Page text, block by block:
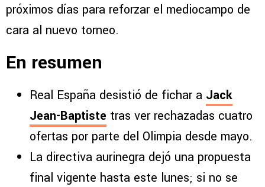
próximos días para reforzar el mediocampo de
cara al nuevo torneo.
En resumen
Real España desistió de fichar a Jack
Jean-Baptiste tras ver rechazadas cuatro
ofertas por parte del Olimpia desde mayo.
La directiva aurinegra dejó una propuesta
final vigente hasta este lunes; si no se